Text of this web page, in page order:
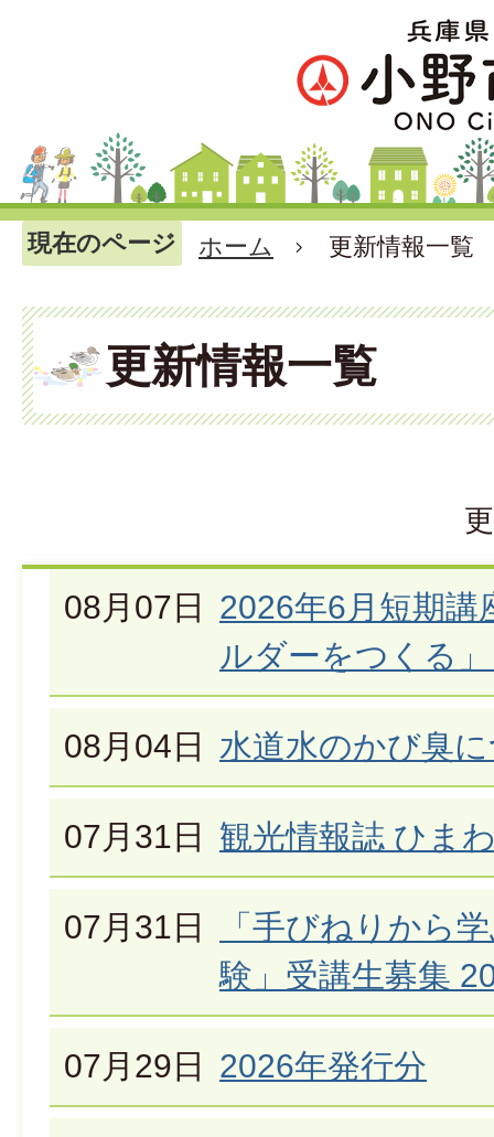
現在のページ ホーム 更新情報一覧
更新情報一覧
08月07日 2026年6月短期講
ルダーをつくる
08月04日 水道水のかび臭
07月31日 観光情報誌 ひま
07月31日
「手びねりから
験」受講生募集
07月29日 2026年発行分